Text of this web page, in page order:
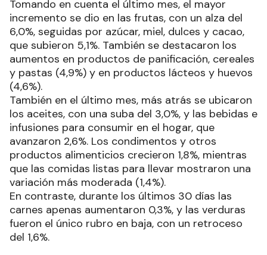
Tomando en cuenta el último mes, el mayor
incremento se dio en las frutas, con un alza del
6,0%, seguidas por azúcar, miel, dulces y cacao,
que subieron 5,1%. También se destacaron los
aumentos en productos de panificación, cereales
y pastas (4,9%) y en productos lácteos y huevos
(4,6%).
También en el último mes, más atrás se ubicaron
los aceites, con una suba del 3,0%, y las bebidas e
infusiones para consumir en el hogar, que
avanzaron 2,6%. Los condimentos y otros
productos alimenticios crecieron 1,8%, mientras
que las comidas listas para llevar mostraron una
variación más moderada (1,4%).
En contraste, durante los últimos 30 días las
carnes apenas aumentaron 0,3%, y las verduras
fueron el único rubro en baja, con un retroceso
del 1,6%.